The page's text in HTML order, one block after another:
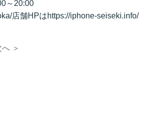
～20:00
店舗HPはhttps://iphone-seiseki.info/
へ ＞